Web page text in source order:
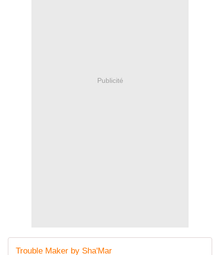
Publicité
Trouble Maker by Sha'Mar